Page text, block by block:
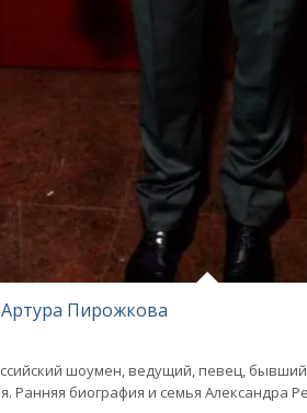
Пирожкова
шоумен, ведущий, певец,
Ранняя биография и семья Александра